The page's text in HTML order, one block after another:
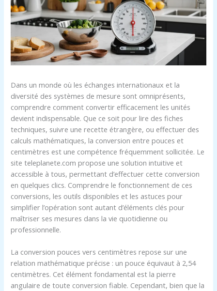
Dans un monde où les échanges internationaux et la
diversité des systèmes de mesure sont omniprésents,
comprendre comment convertir efficacement les unités
devient indispensable. Que ce soit pour lire des fiches
techniques, suivre une recette étrangère, ou effectuer des
calculs mathématiques, la conversion entre pouces et
centimètres est une compétence fréquemment sollicitée. Le
site teleplanete.com propose une solution intuitive et
accessible à tous, permettant d’effectuer cette conversion
en quelques clics. Comprendre le fonctionnement de ces
conversions, les outils disponibles et les astuces pour
simplifier l’opération sont autant d’éléments clés pour
maîtriser ses mesures dans la vie quotidienne ou
professionnelle.
La conversion pouces vers centimètres repose sur une
relation mathématique précise : un pouce équivaut à 2,54
centimètres. Cet élément fondamental est la pierre
angulaire de toute conversion fiable. Cependant, bien que la